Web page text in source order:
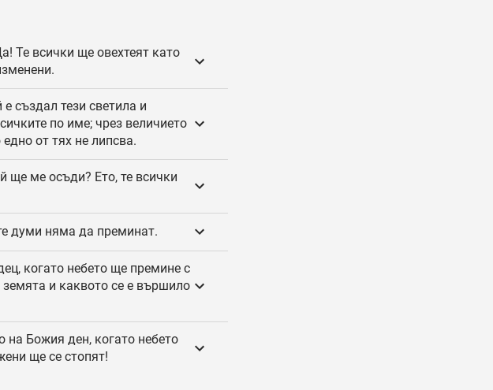
Те всички ще овехтеят като
създал тези светила и
по име; чрез величието
от тях не липсва.
ще ме осъди? Ето, те всички
думи няма да преминат.
когато небето ще премине с
и каквото се е вършило
на Божия ден, когато небето
ще се стопят!